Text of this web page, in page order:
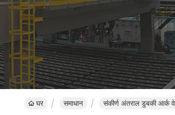
घर समाधान संकीर्ण अंतराल डुबकी आर्क